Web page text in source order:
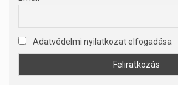
Adatvédelmi nyilatkozat elfogadása